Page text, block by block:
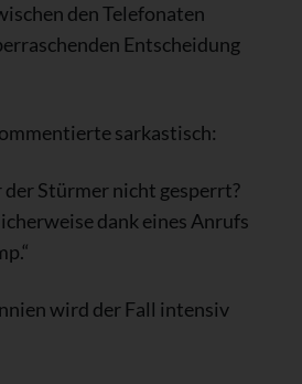
den Telefonaten
Entscheidung
sarkastisch:
Stürmer nicht gesperrt?
dank eines Anrufs
wird der Fall intensiv